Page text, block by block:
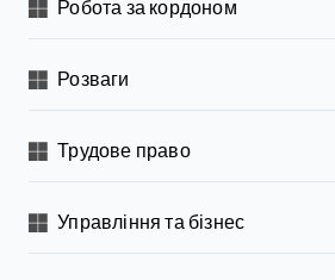
Робота за кордоном
Розваги
Трудове право
Управління та бізнес